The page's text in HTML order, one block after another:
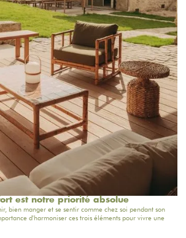
est notre priorité absolue
bien manger et se sentir comme chez soi pendant son
d'harmoniser ces trois éléments pour vivre une